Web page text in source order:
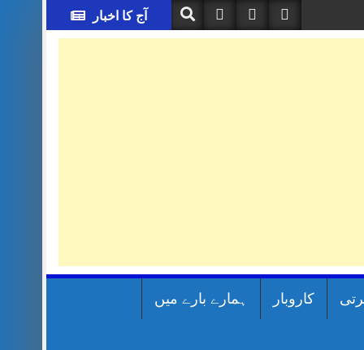
آج کا اخبار
کاروبار ہمارے بارے میں